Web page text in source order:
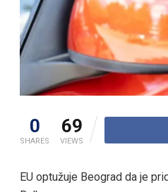
0
SHARES
69
VIEWS
EU optužuje Beograd da je